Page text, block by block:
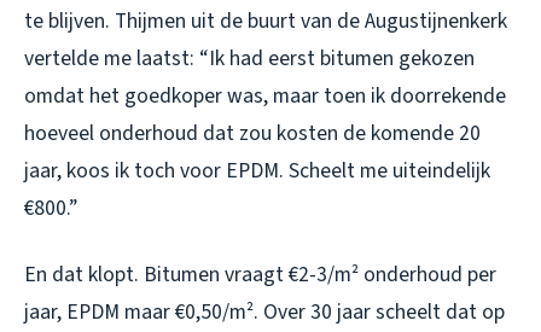
te blijven. Thijmen uit de buurt van de Augustijnenkerk
vertelde me laatst: “Ik had eerst bitumen gekozen
omdat het goedkoper was, maar toen ik doorrekende
hoeveel onderhoud dat zou kosten de komende 20
jaar, koos ik toch voor EPDM. Scheelt me uiteindelijk
€800.”
En dat klopt. Bitumen vraagt €2-3/m² onderhoud per
jaar, EPDM maar €0,50/m². Over 30 jaar scheelt dat op